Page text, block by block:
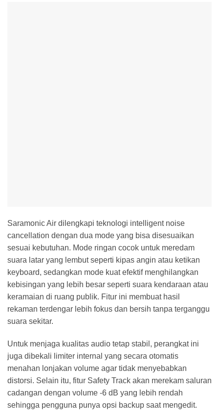
Saramonic Air dilengkapi teknologi intelligent noise
cancellation dengan dua mode yang bisa disesuaikan
sesuai kebutuhan. Mode ringan cocok untuk meredam
suara latar yang lembut seperti kipas angin atau ketikan
keyboard, sedangkan mode kuat efektif menghilangkan
kebisingan yang lebih besar seperti suara kendaraan atau
keramaian di ruang publik. Fitur ini membuat hasil
rekaman terdengar lebih fokus dan bersih tanpa terganggu
suara sekitar.
Untuk menjaga kualitas audio tetap stabil, perangkat ini
juga dibekali limiter internal yang secara otomatis
menahan lonjakan volume agar tidak menyebabkan
distorsi. Selain itu, fitur Safety Track akan merekam saluran
cadangan dengan volume -6 dB yang lebih rendah
sehingga pengguna punya opsi backup saat mengedit.